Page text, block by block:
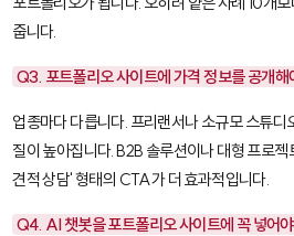
줍니다.
Q3. 포트폴리오 사이트에 가격 정보를 공개해
업종마다 다릅니다. 프리랜서나 소규모 스튜디
질이 높아집니다. B2B 솔루션이나 대형 프로
견적 상담' 형태의 CTA가 더 효과적입니다.
Q4. AI 챗봇을 포트폴리오 사이트에 꼭 넣어